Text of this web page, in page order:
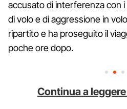
accusato di interferenza con
di volo e di aggressione in
ripartito e ha proseguito il
poche ore dopo.
Continua a